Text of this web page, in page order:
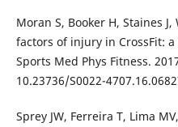
Moran S, Booker H, Staines
factors of injury in CrossFit:
Sports Med Phys Fitness.
10.23736/S0022-
Sprey JW, Ferreira T, Lima